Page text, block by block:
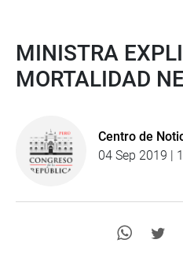
MINISTRA
MORTALIDAD
Centro de
04 Sep 2019 |